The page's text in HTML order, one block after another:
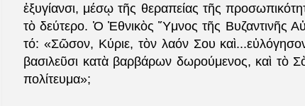
ἐξυγίανσι, μέσῳ τῆς θεραπείας τῆς
τὸ δεύτερο. Ὁ Ἐθνικὸς Ὕμνος τῆς Βυζαντινῆς
τό: «Σῶσον, Κύριε, τὸν λαόν Σου καὶ...
βασιλεῦσι κατὰ βαρβάρων δωρούμενος, καὶ τὸ
πολίτευμα»;